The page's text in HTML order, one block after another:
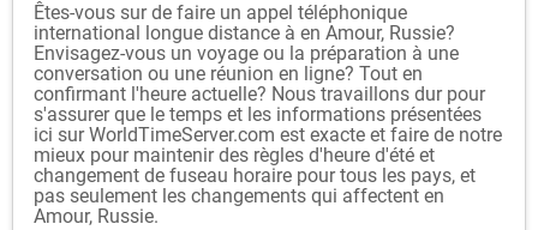
Êtes-vous sur de faire un appel téléphonique
international longue distance à en Amour, Russie?
Envisagez-vous un voyage ou la préparation à une
conversation ou une réunion en ligne? Tout en
confirmant l'heure actuelle? Nous travaillons dur pour
s'assurer que le temps et les informations présentées
ici sur WorldTimeServer.com est exacte et faire de notre
mieux pour maintenir des règles d'heure d'été et
changement de fuseau horaire pour tous les pays, et
pas seulement les changements qui affectent en
Amour, Russie.